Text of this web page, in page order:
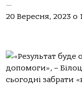
—
20 Вересня, 2023 о